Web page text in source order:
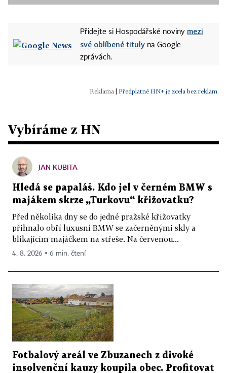
Přidejte si Hospodářské noviny mezi
své oblíbené tituly na Google
zprávách.
Předplatné HN+ je zcela bez reklam.
Vybíráme z HN
JAN KUBITA
Hledá se papaláš. Kdo jel v černém BMW s
majákem skrze „Turkovu“ křižovatku?
Před několika dny se do jedné pražské křižovatky
přihnalo obří luxusní BMW se začerněnými skly a
blikajícím majáčkem na střeše. Na červenou...
4. 8. 2026 ▪ 6 min. čtení
Fotbalový areál ve Zbuzanech z divoké
insolvenční kauzy koupila obec. Profitovat